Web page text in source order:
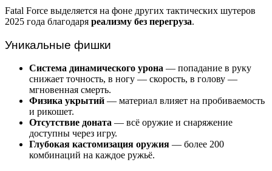
Fatal Force выделяется на фоне других тактических шутеров
2025 года благодаря реализму без перегруза.
Уникальные фишки
Система динамического урона — попадание в руку
снижает точность, в ногу — скорость, в голову —
мгновенная смерть.
Физика укрытий — материал влияет на пробиваемость
и рикошет.
Отсутствие доната — всё оружие и снаряжение
доступны через игру.
Глубокая кастомизация оружия — более 200
комбинаций на каждое ружьё.